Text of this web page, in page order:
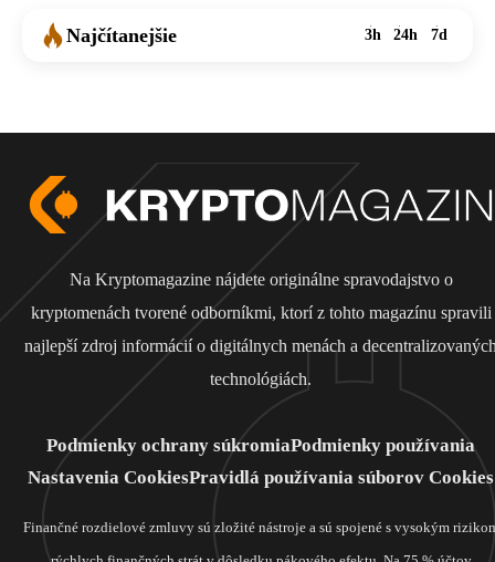
Najčítanejšie 3h 24h 7d
Na Kryptomagazine nájdete originálne spravodajstvo o
kryptomenách tvorené odborníkmi, ktorí z tohto magazínu spravili
najlepší zdroj informácií o digitálnych menách a
technológiách.
Podmienky ochrany súkromiaPodmienky používania
Nastavenia CookiesPravidlá používania súborov Cookies
Finančné rozdielové zmluvy sú zložité nástroje a sú spojené s vysokým